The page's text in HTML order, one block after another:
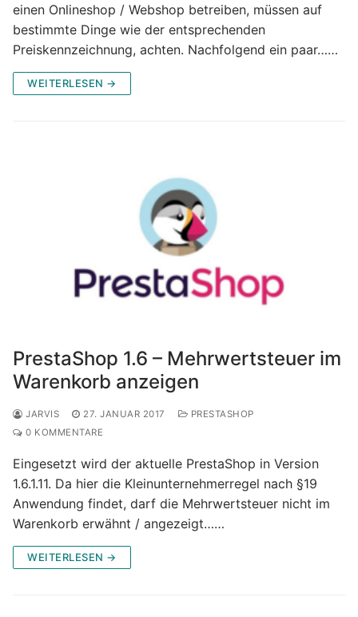
einen Onlineshop / Webshop betreiben, müssen auf
bestimmte Dinge wie der entsprechenden
Preiskennzeichnung, achten. Nachfolgend ein paar……
WEITERLESEN →
PrestaShop 1.6 – Mehrwertsteuer im
Warenkorb anzeigen
JARVIS 27. JANUAR 2017
PRESTASHOP
0 KOMMENTARE
Eingesetzt wird der aktuelle PrestaShop in Version
1.6.1.11. Da hier die Kleinunternehmerregel nach §19
Anwendung findet, darf die Mehrwertsteuer nicht im
Warenkorb erwähnt / angezeigt……
WEITERLESEN →